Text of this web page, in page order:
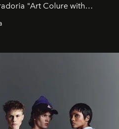
"Art Colure with